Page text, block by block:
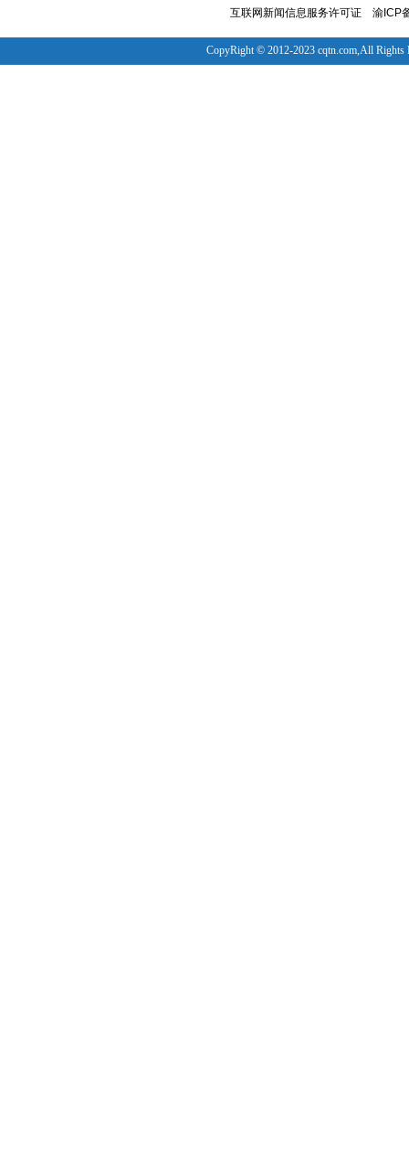
互联网新闻信息服务许可证 渝ICP
CopyRight © 2012-2023 cqtn.com,All Rights